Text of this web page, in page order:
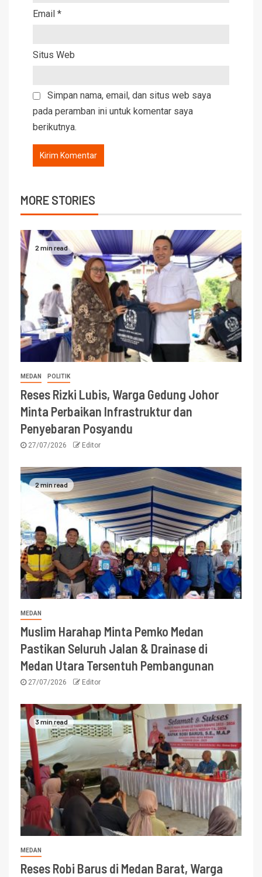
Email *
Situs Web
Simpan nama, email, dan situs web saya
pada peramban ini untuk komentar saya
berikutnya.
MORE STORIES
2 min read
MEDAN POLITIK
Reses Rizki Lubis, Warga Gedung Johor
Minta Perbaikan Infrastruktur dan
Penyebaran Posyandu
27/07/2026 Editor
2 min read
MEDAN
Muslim Harahap Minta Pemko Medan
Pastikan Seluruh Jalan & Drainase di
Medan Utara Tersentuh Pembangunan
27/07/2026 Editor
3 min read
MEDAN
Reses Robi Barus di Medan Barat, Warga